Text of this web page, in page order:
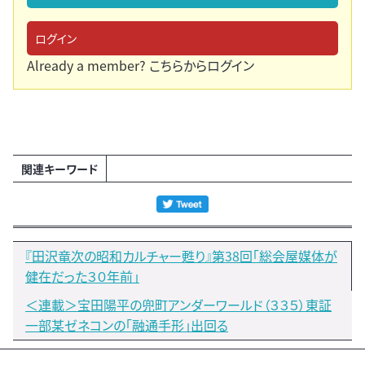
ログイン
Already a member? こちらからログイン
関連キーワード
『田沢竜次の昭和カルチャー甦り』第38回「総会屋媒体が
健在だった３０年前」
＜連載＞宝田陽平の兜町アンダーワールド（３３５）東証
一部某ゼネコンの「融通手形」出回る